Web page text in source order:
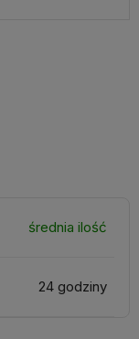
średnia ilość
24 godziny